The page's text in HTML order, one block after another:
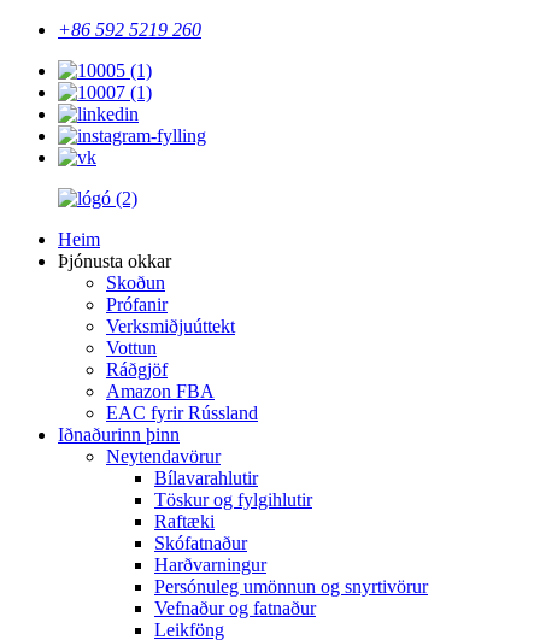
+86 592 5219 260
Heim
Þjónusta okkar
Skoðun
Prófanir
Verksmiðjuúttekt
Vottun
Ráðgjöf
Amazon FBA
EAC fyrir Rússland
Iðnaðurinn þinn
Neytendavörur
Bílavarahlutir
Töskur og fylgihlutir
Raftæki
Skófatnaður
Harðvarningur
Persónuleg umönnun og snyrtivörur
Vefnaður og fatnaður
Leikföng